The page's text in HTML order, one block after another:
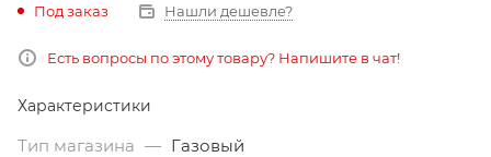
Под заказ Нашли дешевле?
Есть вопросы по этому товару? Напишите в чат!
Характеристики
Тип магазина — Газовый